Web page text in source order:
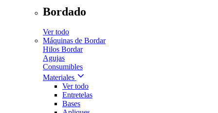
Bordado
Ver todo
Máquinas de Bordar
Hilos Bordar
Agujas
Consumibles
Materiales
Ver todo
Entretelas
Bases